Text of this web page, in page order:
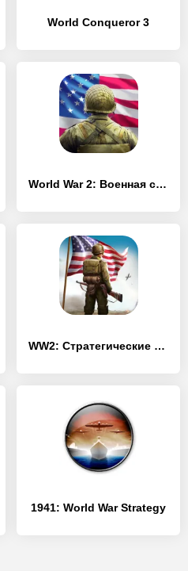
World Conqueror 3
World War 2: Военная стратегия
WW2: Стратегические игры
1941: World War Strategy